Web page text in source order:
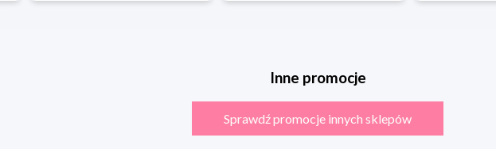
Inne promocje
Sprawdź promocje innych sklepów